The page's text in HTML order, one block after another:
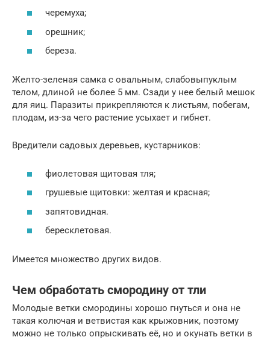
черемуха;
орешник;
береза.
Желто-зеленая самка с овальным, слабовыпуклым
телом, длиной не более 5 мм. Сзади у нее белый мешок
для яиц. Паразиты прикрепляются к листьям, побегам,
плодам, из-за чего растение усыхает и гибнет.
Вредители садовых деревьев, кустарников:
фиолетовая щитовая тля;
грушевые щитовки: желтая и красная;
запятовидная.
бересклетовая.
Имеется множество других видов.
Чем обработать смородину от тли
Молодые ветки смородины хорошо гнуться и она не
такая колючая и ветвистая как крыжовник, поэтому
можно не только опрыскивать её, но и окунать ветки в